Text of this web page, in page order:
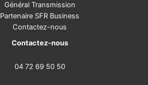
Général Transmission
Partenaire SFR Business
Contactez-nous
Contactez-nous
04 72 69 50 50